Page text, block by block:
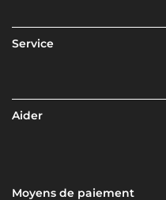
Service
Aider
Moyens de paiement